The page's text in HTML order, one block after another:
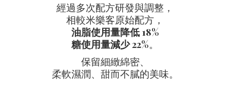
經過多次配方研發與調整，
相較米樂客原始配方，
油脂使用量降低 18%
糖使用量減少 22%。
保留細緻綿密、
柔軟濕潤、甜而不膩的美味。